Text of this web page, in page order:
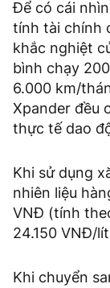
Để có cái
tính tài chính
khắc nghiệt
bình chạy
6.000 km/
Xpander đều
thực tế dao
Khi sử dụng
nhiên liệu
VNĐ (tính
24.150 VNĐ/
Khi chuyển